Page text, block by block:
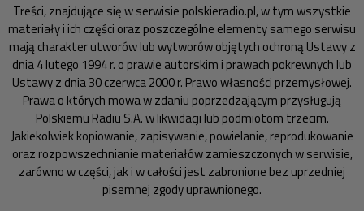
Treści, znajdujące się w serwisie polskieradio.pl, w tym wszystkie
materiały i ich części oraz poszczególne elementy samego serwisu
mają charakter utworów lub wytworów objętych ochroną Ustawy z
dnia 4 lutego 1994 r. o prawie autorskim i prawach pokrewnych lub
Ustawy z dnia 30 czerwca 2000 r. Prawo własności przemysłowej.
Prawa o których mowa w zdaniu poprzedzającym przysługują
Polskiemu Radiu S.A. w likwidacji lub podmiotom trzecim.
Jakiekolwiek kopiowanie, zapisywanie, powielanie, reprodukowanie
oraz rozpowszechnianie materiałów zamieszczonych w serwisie,
zarówno w części, jak i w całości jest zabronione bez uprzedniej
pisemnej zgody uprawnionego.